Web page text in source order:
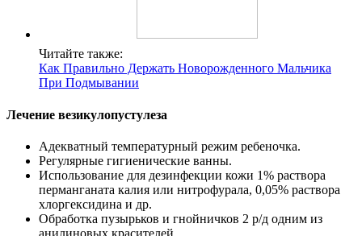
Читайте также:
Как Правильно Держать Новорожденного Мальчика
При Подмывании
Лечение везикулопустулеза
Адекватный температурный режим ребеночка.
Регулярные гигиенические ванны.
Использование для дезинфекции кожи 1% раствора
перманганата калия или нитрофурала, 0,05% раствора
хлоргексидина и др.
Обработка пузырьков и гнойничков 2 р/д одним из
анилиновых красителей.